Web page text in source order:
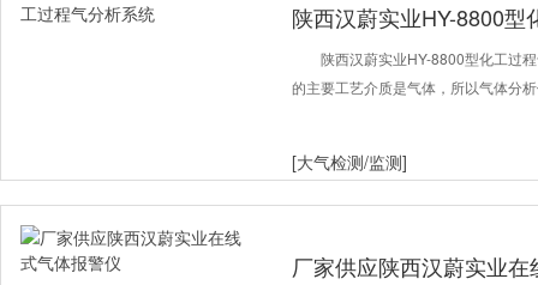
陕西汉蔚实业HY-8800型
陕西汉蔚实业HY-8800型化工过
的主要工艺介质是气体，所以气体分
[大气检测/监测]
厂家供应陕西汉蔚实业